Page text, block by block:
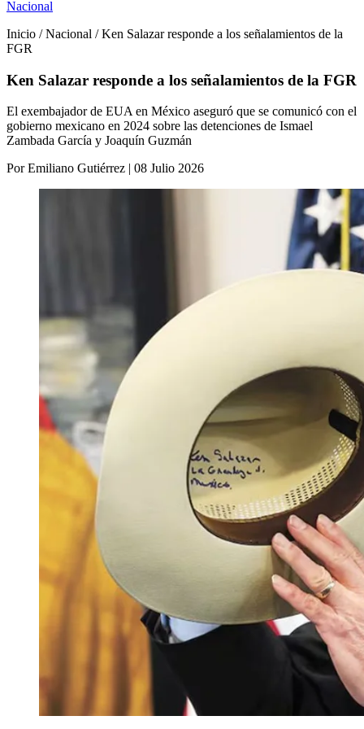
Nacional
Inicio / Nacional / Ken Salazar responde a los señalamientos de la
FGR
Ken Salazar responde a los señalamientos de la FGR
El exembajador de EUA en México aseguró que se comunicó con el
gobierno mexicano en 2024 sobre las detenciones de Ismael
Zambada García y Joaquín Guzmán
Por Emiliano Gutiérrez | 08 Julio 2026